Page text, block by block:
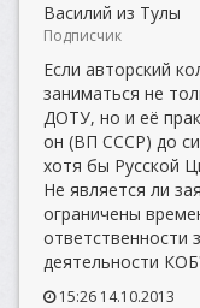
Василий из Тулы
Подписчик
Если авторский
заниматься не
ДОТУ, но и её
он (ВП СССР) до
хотя бы Русской
Не является ли
ограничены
ответственности
деятельности
15:26 14.10.2013